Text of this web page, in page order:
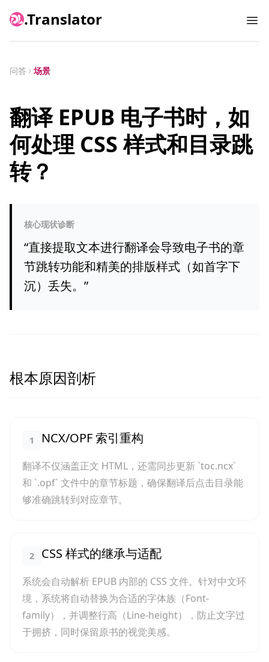
.Translator
问答 场景
翻译 EPUB 电子书时，如
何处理 CSS 样式和目录跳
转？
核心现状诊断
“直接提取文本进行翻译会导致电子书的章
节跳转功能和精美的排版样式（如首字下
沉）丢失。 ”
根本原因剖析
1 NCX/OPF 索引重构
翻译不仅涵盖正文 HTML，还需同步更新 `toc.ncx`
和 `.opf` 文件中的章节标题，确保翻译后点击目录能
够准确跳转到对应章节。
2 CSS 样式的继承与适配
系统会自动解析 EPUB 内部的 CSS 文件。针对中文环
境，系统将自动替换为合适的字体族（Font-
family），并调整行高（Line-height），防止文字过
于拥挤，同时保留原书的视觉美感。